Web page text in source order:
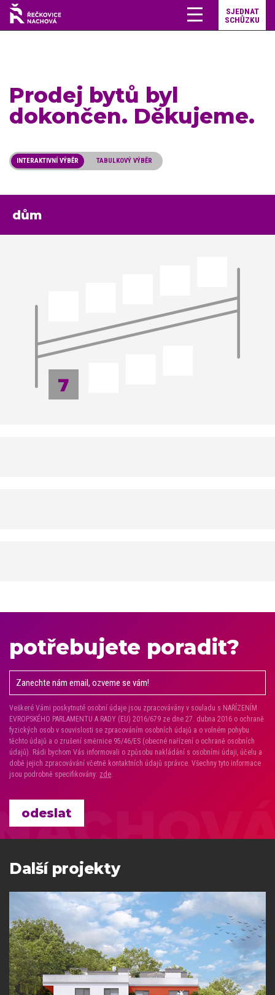
SJEDNAT
SCHŮZKU
Prodej bytů byl
dokončen. Děkujeme.
INTERAKTIVNÍ VÝBĚR TABULKOVÝ VÝBĚR
dům
potřebujete poradit?
Veškeré Vámi poskytnuté osobní údaje jsou zpracovávány v souladu s NAŘÍZENÍM
EVROPSKÉHO PARLAMENTU A RADY (EU) 2016/679 ze dne 27. dubna 2016 o ochraně
fyzických osob v souvislosti se zpracováním osobních údajů a o volném pohybu
těchto údajů a o zrušení směrnice 95/46/ES (obecné nařízení o ochraně osobních
údajů). Rádi bychom Vás informovali o způsobu nakládání s osobními údaji, účelu a
době jejich zpracovávání včetně kontaktních údajů správce. Všechny tyto informace
jsou podrobně specifikovány: zde
Další projekty